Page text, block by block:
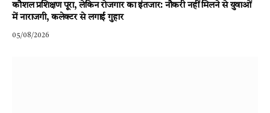
कौशल प्रशिक्षण पूरा, लेकिन रोजगार का इंतजार: नौकरी नहीं मिलने से युवाओं
में नाराजगी, कलेक्टर से लगाई गुहार
05/08/2026